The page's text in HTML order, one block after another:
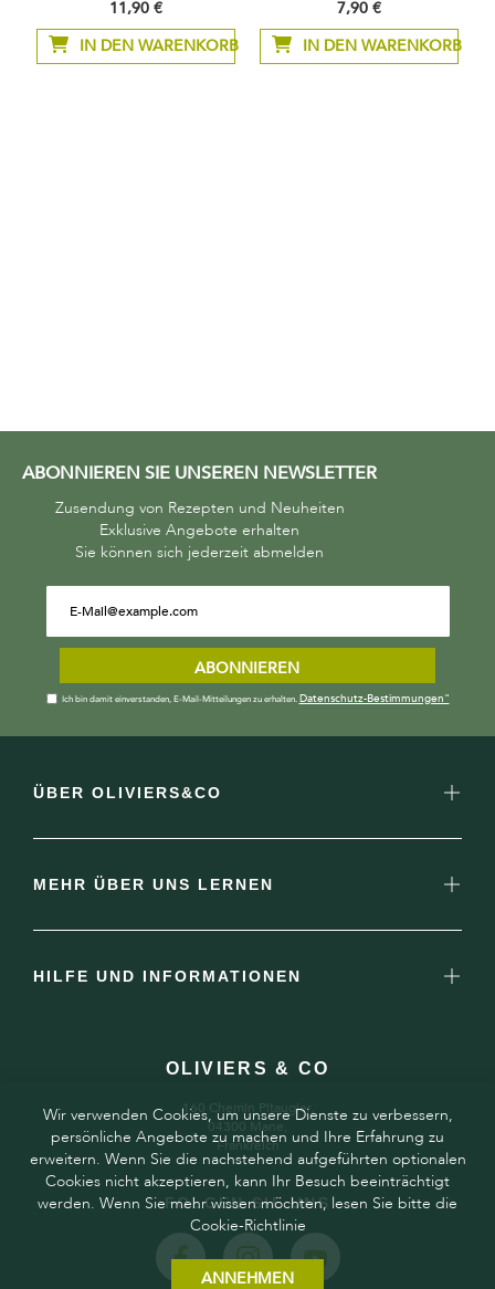
11,90 €
IN DEN WARENKORB
7,90 €
IN DEN WARENKORB
ABONNIEREN SIE UNSEREN NEWSLETTER
Zusendung von Rezepten und Neuheiten
Exklusive Angebote erhalten
Sie können sich jederzeit abmelden
ABONNIEREN
Ich bin damit einverstanden, E-Mail-Mitteilungen zu erhalten. Datenschutz-Bestimmungen"
ÜBER OLIVIERS&CO
MEHR ÜBER UNS LERNEN
HILFE UND INFORMATIONEN
OLIVIERS & CO
160 Chemin Pitaugier,
04300 Mane,
Frankreich
FOLGEN SIE UNS
Wir verwenden Cookies, um unsere Dienste zu verbessern,
persönliche Angebote zu machen und Ihre Erfahrung zu
erweitern. Wenn Sie die nachstehend aufgeführten optionalen
Cookies nicht akzeptieren, kann Ihr Besuch beeinträchtigt
werden. Wenn Sie mehr wissen möchten, lesen Sie bitte die
Cookie-Richtlinie
ANNEHMEN